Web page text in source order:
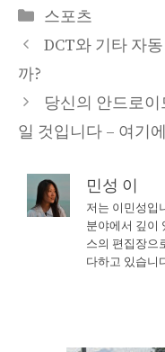
Categories
스포츠
DCT와 기타 자
까?
당신의 안드로
일 것입니다 – 여기
민성 이
저는 이민성입
분야에서 깊이
스의 편집장으
다하고 있습니